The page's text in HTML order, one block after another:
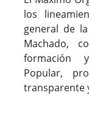
los
general de
Machado,
formación
Popular,
transparente